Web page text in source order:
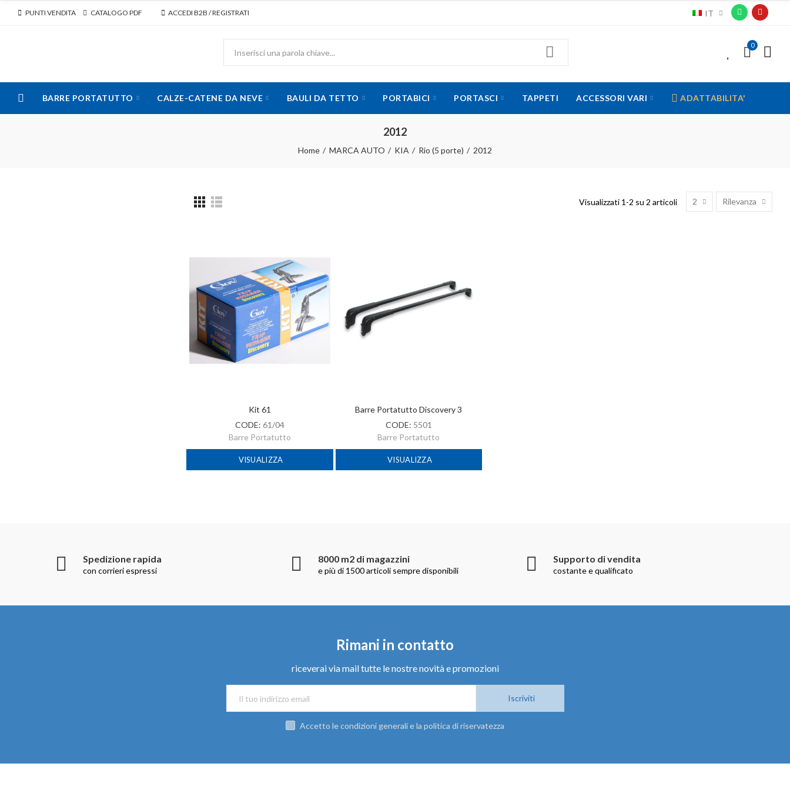
PUNTI VENDITA CATALOGO PDF ACCEDI B2B / REGISTRATI IT
0
BARRE PORTATUTTO CALZE-CATENE DA NEVE BAULI DA TETTO PORTABICI PORTASCI TAPPETI ACCESSORI VARI ADATTABILITA'
2012
Home MARCA AUTO KIA Rio (5 porte) 2012
Visualizzati 1-2 su 2 articoli 2 Rilevanza
Kit 61
CODE: 61/04
Barre Portatutto
VISUALIZZA
Barre Portatutto Discovery 3
CODE: 5501
Barre Portatutto
VISUALIZZA
Spedizione rapida
con corrieri espressi
8000 m2 di magazzini
e più di 1500 articoli sempre disponibili
Supporto di vendita
costante e qualificato
Rimani in contatto
riceverai via mail tutte le nostre novità e promozioni
Iscriviti
Accetto le condizioni generali e la politica di riservatezza